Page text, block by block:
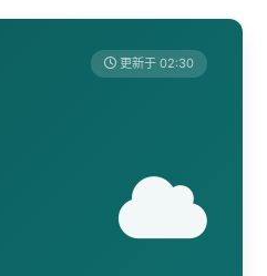
更新于 02:30